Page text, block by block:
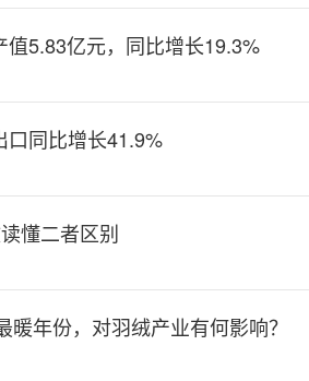
5.83亿元，同比增长19.3%
口同比增长41.9%
懂二者区别
年份，对羽绒产业有何影响？